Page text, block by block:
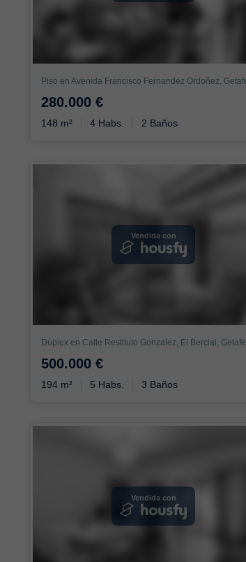
280.000 €
148 m² 4 Habs. 2 Baños
Vendida con
Dúplex en Calle Restituto Gonzalez, El Bercial, Getafe
500.000 €
194 m² 5 Habs. 3 Baños
Vendida con